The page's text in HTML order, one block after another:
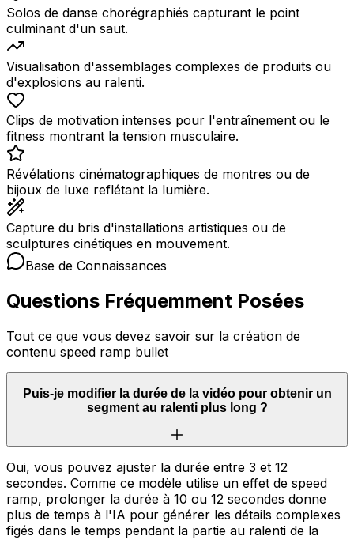
Solos de danse chorégraphiés capturant le point
culminant d'un saut.
Visualisation d'assemblages complexes de produits ou
d'explosions au ralenti.
Clips de motivation intenses pour l'entraînement ou le
fitness montrant la tension musculaire.
Révélations cinématographiques de montres ou de
bijoux de luxe reflétant la lumière.
Capture du bris d'installations artistiques ou de
sculptures cinétiques en mouvement.
Base de Connaissances
Questions Fréquemment Posées
Tout ce que vous devez savoir sur la création de
contenu speed ramp bullet
Puis-je modifier la durée de la vidéo pour obtenir un
segment au ralenti plus long ?
Oui, vous pouvez ajuster la durée entre 3 et 12
secondes. Comme ce modèle utilise un effet de speed
ramp, prolonger la durée à 10 ou 12 secondes donne
plus de temps à l'IA pour générer les détails complexes
figés dans le temps pendant la partie au ralenti de la